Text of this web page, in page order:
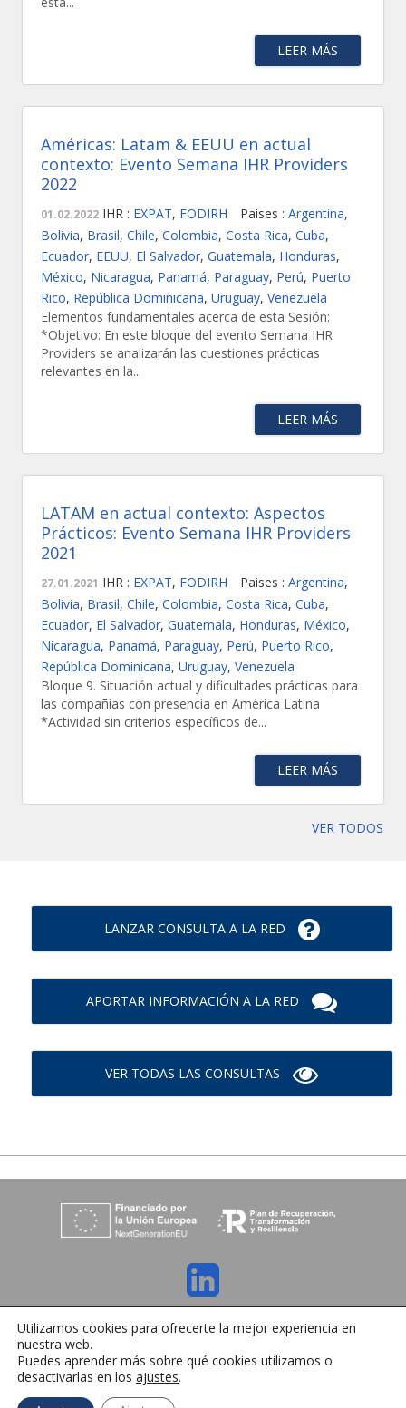
LEER MÁS
Américas: Latam & EEUU en actual
contexto: Evento Semana IHR Providers
2022
01.02.2022 IHR : EXPAT, FODIRH Paises : Argentina,
Bolivia, Brasil, Chile, Colombia, Costa Rica, Cuba,
Ecuador, EEUU, El Salvador, Guatemala, Honduras,
México, Nicaragua, Panamá, Paraguay, Perú, Puerto
Rico, República Dominicana, Uruguay, Venezuela
Elementos fundamentales acerca de esta Sesión:
*Objetivo: En este bloque del evento Semana IHR
Providers se analizarán las cuestiones prácticas
relevantes en la...
LEER MÁS
LATAM en actual contexto: Aspectos
Prácticos: Evento Semana IHR Providers
2021
27.01.2021 IHR : EXPAT, FODIRH Paises : Argentina,
Bolivia, Brasil, Chile, Colombia, Costa Rica, Cuba,
Ecuador, El Salvador, Guatemala, Honduras, México,
Nicaragua, Panamá, Paraguay, Perú, Puerto Rico,
República Dominicana, Uruguay, Venezuela
Bloque 9. Situación actual y dificultades prácticas para
las compañías con presencia en América Latina
*Actividad sin criterios específicos de...
LEER MÁS
VER TODOS
LANZAR CONSULTA A LA RED
APORTAR INFORMACIÓN A LA RED
VER TODAS LAS CONSULTAS
C/ Orense 6, 36970 Sanxenxo, Pontevedra
Tlfno:+34 986 72 35 64| E-mail: info@ihrmeeting.com
Utilizamos cookies para ofrecerte la mejor experiencia en
nuestra web.
Puedes aprender más sobre qué cookies utilizamos o
desactivarlas en los ajustes.